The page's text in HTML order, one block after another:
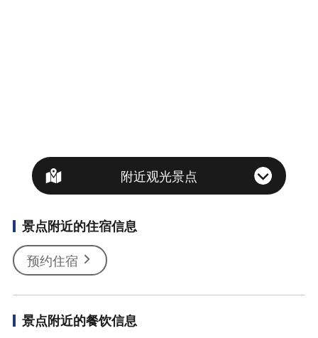
附近观光景点
景点附近的住宿信息
预约住宿
景点附近的餐饮信息